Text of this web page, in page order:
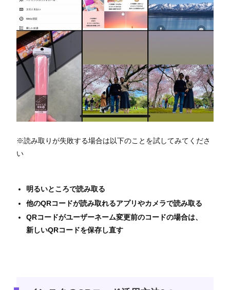
※読み取りが失敗する場合は以下のことを試してみてくださ
い
明るいところで読み取る
他のQRコードが読み取れるアプリやカメラで読み取る
QRコードがユーザーネーム変更前のコードの場合は、
新しいQRコードを保存し直す